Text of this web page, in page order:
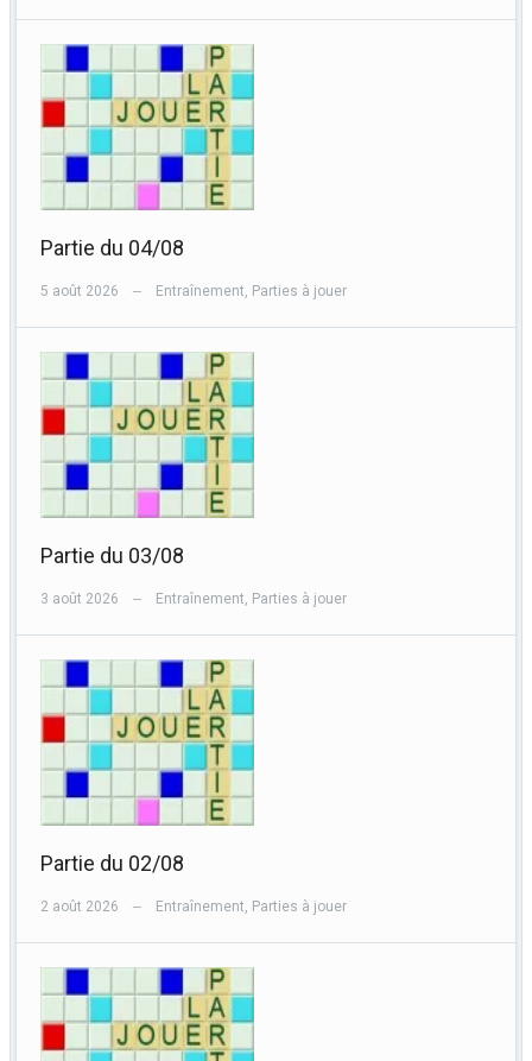
Partie du 04/08
5 août 2026 — Entraînement, Parties à jouer
Partie du 03/08
3 août 2026 — Entraînement, Parties à jouer
Partie du 02/08
2 août 2026 — Entraînement, Parties à jouer